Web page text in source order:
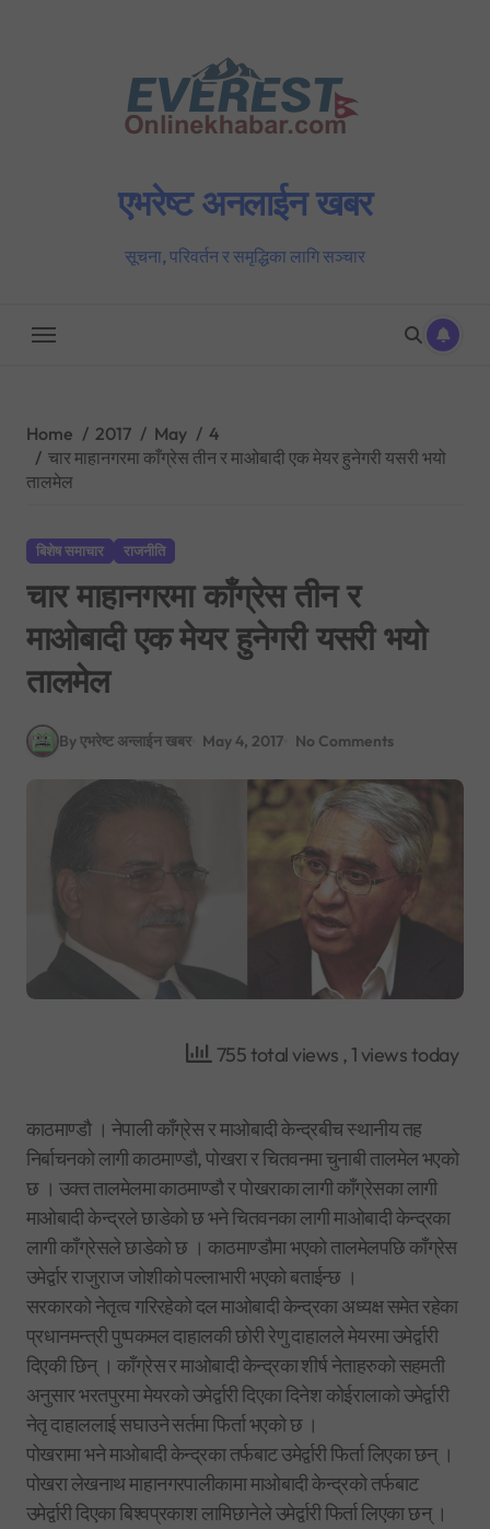
एभरेष्ट अनलाईन खबर
सूचना, परिवर्तन र समृद्धिका लागि सञ्चार
Home 2017 May
4
चार माहानगरमा काँग्रेस तीन र माओबादी एक मेयर हुनेगरी यसरी भयो
तालमेल
बिशेष समाचार राजनीति
चार माहानगरमा काँग्रेस तीन र
माओबादी एक मेयर हुनेगरी यसरी भयो
तालमेल
By एभरेष्ट अन्लाईन खबर May 4, 2017 No Comments
755 total views , 1 views today
काठमाण्डौ । नेपाली काँग्रेस र माओबादी केन्द्रबीच स्थानीय तह
निर्बाचनको लागी काठमाण्डौ, पोखरा र चितवनमा चुनाबी तालमेल भएको
छ । उक्त तालमेलमा काठमाण्डौ र पोखराका लागी काँग्रेसका लागी
माओबादी केन्द्रले छाडेको छ भने चितवनका लागी माओबादी केन्द्रका
लागी काँग्रेसले छाडेको छ । काठमाण्डौमा भएको तालमेलपछि काँग्रेस
उमेर्द्वार राजुराज जोशीको पल्लाभारी भएको बताईन्छ ।
सरकारको नेतृत्व गरिरहेको दल माओबादी केन्द्रका अध्यक्ष समेत रहेका
प्रधानमन्त्री पुष्पकमल दाहालकी छोरी रेणु दाहालले मेयरमा उमेर्द्वारी
दिएकी छिन् । काँग्रेस र माओबादी केन्द्रका शीर्ष नेताहरुको सहमती
अनुसार भरतपुरमा मेयरको उमेर्द्वारी दिएका दिनेश कोईरालाको उमेर्द्वारी
नेतृ दाहाललाई सघाउने सर्तमा फिर्ता भएको छ ।
पोखरामा भने माओबादी केन्द्रका तर्फबाट उमेर्द्वारी फिर्ता लिएका छन् ।
पोखरा लेखनाथ माहानगरपालीकामा माओबादी केन्द्रको तर्फबाट
उमेर्द्वारी दिएका बिश्वप्रकाश लामिछानेले उमेर्द्वारी फिर्ता लिएका छन् ।